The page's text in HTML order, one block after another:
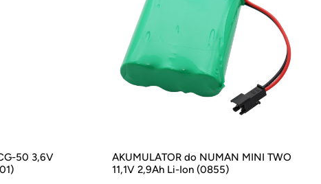
50 3,6V
AKUMULATOR do NUMAN MINI TWO
11,1V 2,9Ah Li-Ion (0855)